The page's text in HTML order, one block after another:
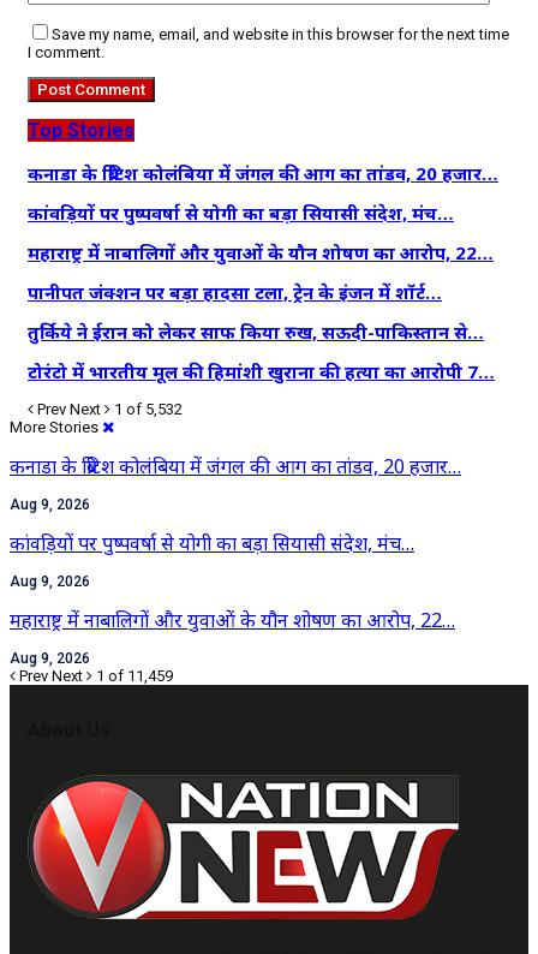
Save my name, email, and website in this browser for the next time
I comment.
Top Stories
कनाडा के ब्रिटिश कोलंबिया में जंगल की आग का तांडव, 20 हजार…
कांवड़ियों पर पुष्पवर्षा से योगी का बड़ा सियासी संदेश, मंच…
महाराष्ट्र में नाबालिगों और युवाओं के यौन शोषण का आरोप, 22…
पानीपत जंक्शन पर बड़ा हादसा टला, ट्रेन के इंजन में शॉर्ट…
तुर्किये ने ईरान को लेकर साफ किया रुख, सऊदी-पाकिस्तान से…
टोरंटो में भारतीय मूल की हिमांशी खुराना की हत्या का आरोपी 7…
Prev Next
1 of 5,532
More Stories
कनाडा के ब्रिटिश कोलंबिया में जंगल की आग का तांडव, 20 हजार…
Aug 9, 2026
कांवड़ियों पर पुष्पवर्षा से योगी का बड़ा सियासी संदेश, मंच…
Aug 9, 2026
महाराष्ट्र में नाबालिगों और युवाओं के यौन शोषण का आरोप, 22…
Aug 9, 2026
Prev Next 1 of 11,459